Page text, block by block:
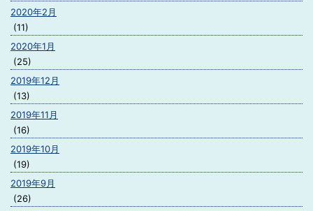
2020年2月
(11)
2020年1月
(25)
2019年12月
(13)
2019年11月
(16)
2019年10月
(19)
2019年9月
(26)